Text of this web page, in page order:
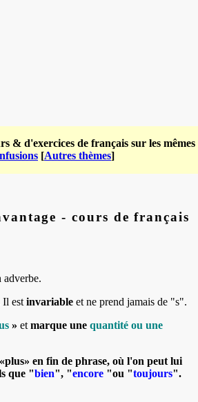
& d'exercices de français sur les mêmes
[Autres thèmes]
- cours de français
adverbe.
Il est invariable et ne prend jamais de "s".
» et marque une quantité ou une
en fin de phrase, où l'on peut lui
que "bien", "encore "ou "toujours".